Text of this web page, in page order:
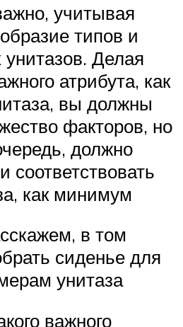
учитывая
типов и
Делая
атрибута, как
вы должны
факторов, но
должно
как минимум
в том
сиденье для
унитаза
важного